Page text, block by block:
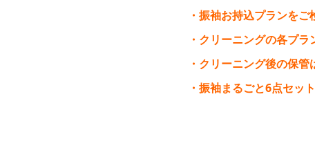
・振袖お持込プランを
・クリーニングの各プラ
・クリーニング後の保
・振袖まるごと6点セッ